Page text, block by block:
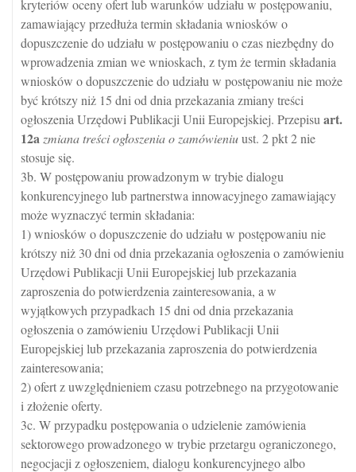
kryteriów oceny ofert lub warunków udziału w postępowaniu,
zamawiający przedłuża termin składania wniosków o
dopuszczenie do udziału w postępowaniu o czas niezbędny do
wprowadzenia zmian we wnioskach, z tym że termin składania
wniosków o dopuszczenie do udziału w postępowaniu nie może
być krótszy niż 15 dni od dnia przekazania zmiany treści
ogłoszenia Urzędowi Publikacji Unii Europejskiej. Przepisu art.
12a zmiana treści ogłoszenia o zamówieniuust. 2 pkt 2 nie
stosuje się.
3b. W postępowaniu prowadzonym w trybie dialogu
konkurencyjnego lub partnerstwa innowacyjnego zamawiający
może wyznaczyć termin składania:
1) wniosków o dopuszczenie do udziału w postępowaniu nie
krótszy niż 30 dni od dnia przekazania ogłoszenia o zamówieniu
Urzędowi Publikacji Unii Europejskiej lub przekazania
zaproszenia do potwierdzenia zainteresowania, a w
wyjątkowych przypadkach 15 dni od dnia przekazania
ogłoszenia o zamówieniu Urzędowi Publikacji Unii
Europejskiej lub przekazania zaproszenia do potwierdzenia
zainteresowania;
2) ofert z uwzględnieniem czasu potrzebnego na przygotowanie
i złożenie oferty.
3c. W przypadku postępowania o udzielenie zamówienia
sektorowego prowadzonego w trybie przetargu ograniczonego,
negocjacji z ogłoszeniem, dialogu konkurencyjnego albo